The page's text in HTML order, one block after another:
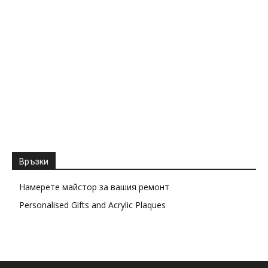
Връзки
Намерете майстор за вашия ремонт
Personalised Gifts and Acrylic Plaques